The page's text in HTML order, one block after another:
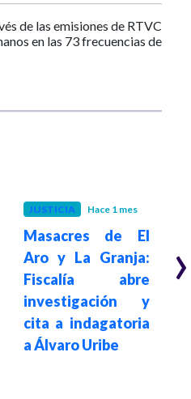
de las emisiones de RTVC
en las 73 frecuencias de
JUSTICIA Hace 1 mes
Masacres de El
Aro y La Granja:
Fiscalía abre
investigación y
cita a indagatoria
a Álvaro Uribe
›